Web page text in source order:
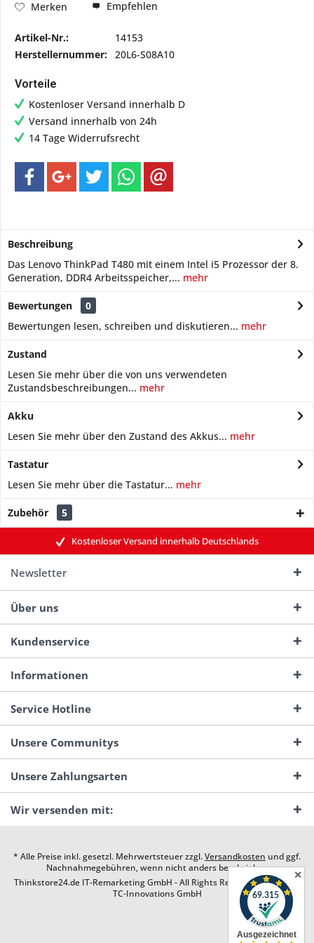
Merken Empfehlen
Artikel-Nr.:
14153
Herstellernummer: 20L6-S08A10
Vorteile
Kostenloser Versand innerhalb D
Versand innerhalb von 24h
14 Tage Widerrufsrecht
Beschreibung
Das Lenovo ThinkPad T480 mit einem Intel i5 Prozessor der 8.
Generation, DDR4 Arbeitsspeicher,... mehr
Bewertungen
0
Bewertungen lesen, schreiben und diskutieren... mehr
Zustand
Lesen Sie mehr über die von uns verwendeten
Zustandsbeschreibungen... mehr
Akku
Lesen Sie mehr über den Zustand des Akkus... mehr
Tastatur
Lesen Sie mehr über die Tastatur... mehr
Zubehör 5
Kostenloser Versand innerhalb Deutschlands
Newsletter
Über uns
Kundenservice
Informationen
Service Hotline
Unsere Communitys
Unsere Zahlungsarten
Wir versenden mit:
* Alle Preise inkl. gesetzl. Mehrwertsteuer zzgl.Versandkosten und ggf.
Nachnahmegebühren, wenn nicht anders beschrieben
Thinkstore24.de IT-Remarketing GmbH - All Rights Reserved. Design by
TC-Innovations GmbH
✕